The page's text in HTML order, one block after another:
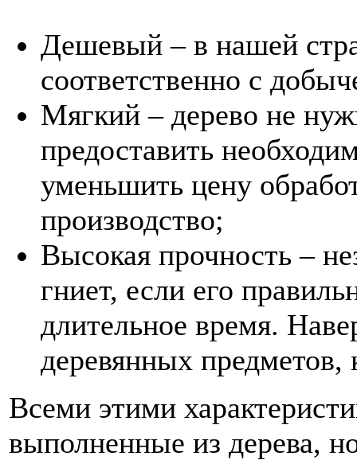
Дешевый – в нашей
соответственно с
Мягкий – дерево не
предоставить
уменьшить цену
производство;
Высокая прочность –
гниет, если его
длительное время.
деревянных предметов,
Всеми этими
выполненные из дерева,